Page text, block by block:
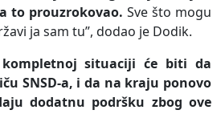
to prouzrokovao. Sve što mogu
ja sam tu”, dodao je Dodik.
situaciji će biti da
SNSD-a, i da na kraju ponovo
dodatnu podršku zbog ove